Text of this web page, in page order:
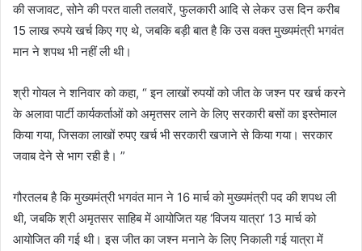
की सजावट, सोने की परत वाली तलवारें, फुलकारी आदि से लेकर उस दिन करीब
15 लाख रुपये खर्च किए गए थे, जबकि बड़ी बात है कि उस वक्त मुख्यमंत्री भगवंत
मान ने शपथ भी नहीं ली थी।
श्री गोयल ने शनिवार को कहा, “ इन लाखों रुपयों को जीत के जश्न पर खर्च करने
के अलावा पार्टी कार्यकर्ताओं को अमृतसर लाने के लिए सरकारी बसों का इस्तेमाल
किया गया, जिसका लाखों रुपए खर्च भी सरकारी खजाने से किया गया। सरकार
जवाब देने से भाग रही है। ”
गौरतलब है कि मुख्यमंत्री भगवंत मान ने 16 मार्च को मुख्यमंत्री पद की शपथ ली
थी, जबकि श्री अमृतसर साहिब में आयोजित यह ‘विजय यात्रा’ 13 मार्च को
आयोजित की गई थी। इस जीत का जश्न मनाने के लिए निकाली गई यात्रा में